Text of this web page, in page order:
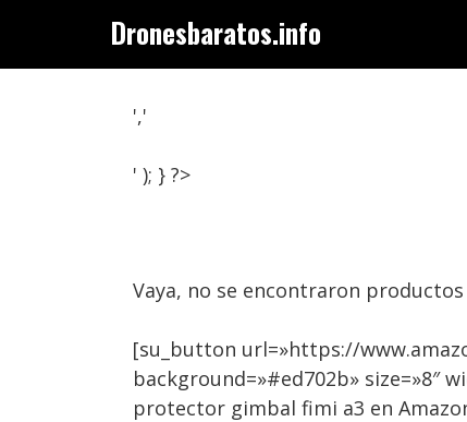
contenido
Dronesbaratos.info
','
' ); } ?>
Vaya, no se encontraron productos
[su_button url=»https://
background=»#ed702b» size=»8″
protector gimbal fimi a3 en